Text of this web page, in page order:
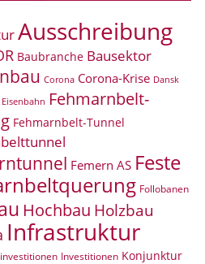
Ausschreibung
Baubranche Bausektor
Corona Corona-Krise Dansk
Eisenbahn Fehmarnbelt-
Fehmarnbelt-Tunnel
Femern AS Feste
Follobanen
Hochbau Holzbau
Infrastruktur
Investitionen Konjunktur